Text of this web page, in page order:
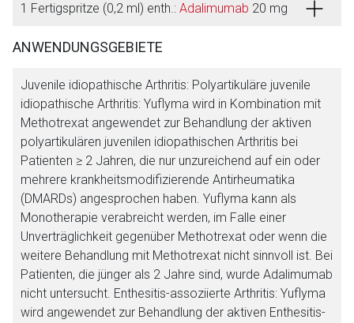
1 Fertigspritze (0,2 ml) enth.: Adalimumab 20 mg
ANWENDUNGSGEBIETE
Juvenile idiopathische Arthritis: Polyartikuläre juvenile
idiopathische Arthritis: Yuflyma wird in Kombination mit
Methotrexat angewendet zur Behandlung der aktiven
polyartikulären juvenilen idiopathischen Arthritis bei
Patienten ≥ 2 Jahren, die nur unzureichend auf ein oder
mehrere krankheitsmodifizierende Antirheumatika
(DMARDs) angesprochen haben. Yuflyma kann als
Monotherapie verabreicht werden, im Falle einer
Unverträglichkeit gegenüber Methotrexat oder wenn die
weitere Behandlung mit Methotrexat nicht sinnvoll ist. Bei
Patienten, die jünger als 2 Jahre sind, wurde Adalimumab
nicht untersucht. Enthesitis-assoziierte Arthritis: Yuflyma
wird angewendet zur Behandlung der aktiven Enthesitis-